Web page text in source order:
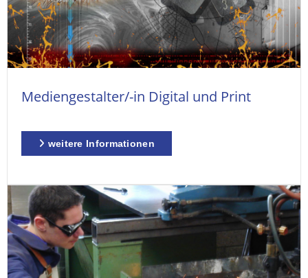
Mediengestalter/-in Digital und Print
weitere Informationen